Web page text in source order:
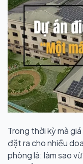
Trong thời kỳ mà
đặt ra cho nhiều
phòng là: làm sao